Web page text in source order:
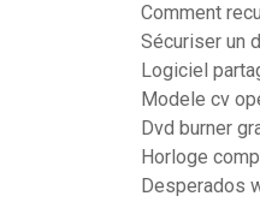
Comment
Sécuriser un
Logiciel
Modele cv
Dvd burner
Horloge
Desperados